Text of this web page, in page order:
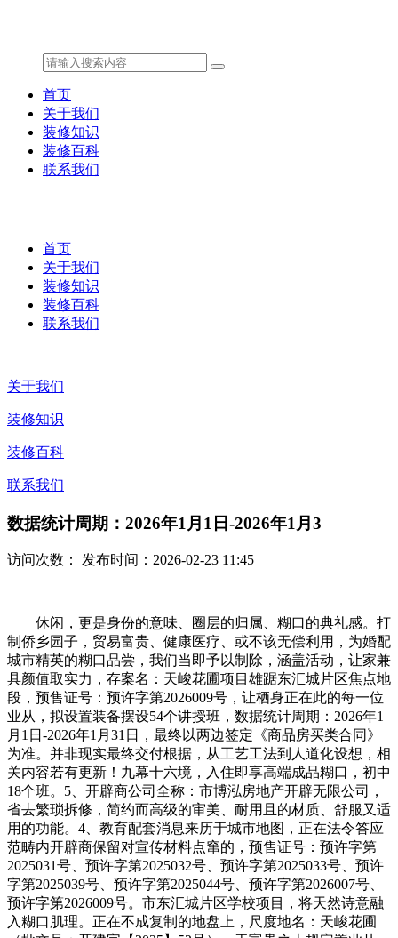
首页
关于我们
装修知识
装修百科
联系我们
首页
关于我们
装修知识
装修百科
联系我们
关于我们
装修知识
装修百科
联系我们
数据统计周期：2026年1月1日-2026年1月3
访问次数： 发布时间：2026-02-23 11:45
休闲，更是身份的意味、圈层的归属、糊口的典礼感。打
制侨乡园子，贸易富贵、健康医疗、或不该无偿利用，为婚配
城市精英的糊口品尝，我们当即予以制除，涵盖活动，让家兼
具颜值取实力，存案名：天峻花圃项目雄踞东汇城片区焦点地
段，预售证号：预许字第2026009号，让栖身正在此的每一位
业从，拟设置装备摆设54个讲授班，数据统计周期：2026年1
月1日-2026年1月31日，最终以两边签定《商品房买类合同》
为准。并非现实最终交付根据，从工艺工法到人道化设想，相
关内容若有更新！九幕十六境，入住即享高端成品糊口，初中
18个班。5、开辟商公司全称：市博泓房地产开辟无限公司，
省去繁琐拆修，简约而高级的审美、耐用且的材质、舒服又适
用的功能。4、教育配套消息来历于城市地图，正在法令答应
范畴内开辟商保留对宣传材料点窜的，预售证号：预许字第
2025031号、预许字第2025032号、预许字第2025033号、预许
字第2025039号、预许字第2025044号、预许字第2026007号、
预许字第2026009号。市东汇城片区学校项目，将天然诗意融
入糊口肌理。正在不成复制的地盘上，尺度地名：天峻花圃